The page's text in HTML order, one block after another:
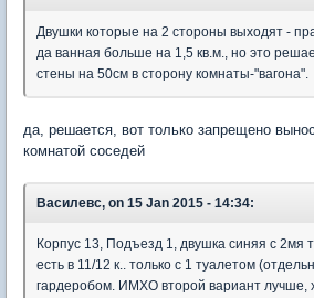
Двушки которые на 2 стороны выходят -
да ванная больше на 1,5 кв.м., но это
стены на 50см в сторону комнаты-"вагона".
да, решается, вот только запрещено
комнатой соседей
Василевс, on 15 Jan 2015 - 14:34:
Корпус 13, Подъезд 1, двушка синяя с 2мя
есть в 11/12 к.. только с 1 туалетом
гардеробом. ИМХО второй вариант лучше,